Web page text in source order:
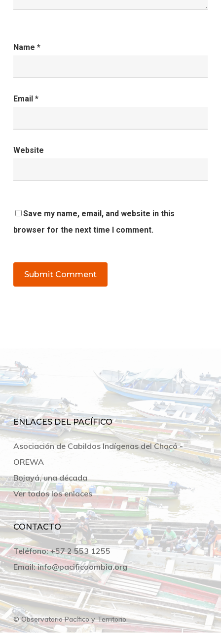
Name *
Email *
Website
Save my name, email, and website in this
browser for the next time I comment.
ENLACES DEL PACÍFICO
Asociación de Cabildos Indígenas del Chocó -
OREWA
Bojayá, una década
Ver todos los enlaces
CONTACTO
Teléfono:+57 2 553 1255
Email: info@pacificoombia.org
© Observatorio Pacífico y Territorio